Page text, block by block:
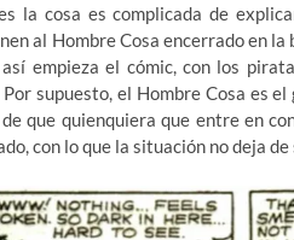
la cosa es complicada de
al Hombre Cosa encerrado en la
empieza el cómic, con los
supuesto, el Hombre Cosa es
que quienquiera que entre en
con lo que la situación no deja